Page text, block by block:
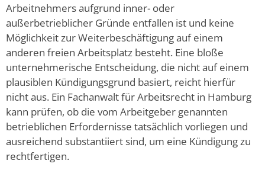
Arbeitnehmers aufgrund inner- oder
außerbetrieblicher Gründe entfallen ist und keine
Möglichkeit zur Weiterbeschäftigung auf einem
anderen freien Arbeitsplatz besteht. Eine bloße
unternehmerische Entscheidung, die nicht auf einem
plausiblen Kündigungsgrund basiert, reicht hierfür
nicht aus. Ein Fachanwalt für Arbeitsrecht in Hamburg
kann prüfen, ob die vom Arbeitgeber genannten
betrieblichen Erfordernisse tatsächlich vorliegen und
ausreichend substantiiert sind, um eine Kündigung zu
rechtfertigen.